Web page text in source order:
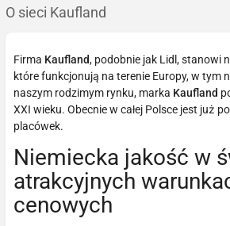
O sieci Kaufland
Firma Kaufland, podobnie jak Lidl, stanowi
które funkcjonują na terenie Europy, w tym
naszym rodzimym rynku, marka Kaufland
XXI wieku. Obecnie w całej Polsce jest już
placówek.
Niemiecka jakość w
atrakcyjnych
cenowych